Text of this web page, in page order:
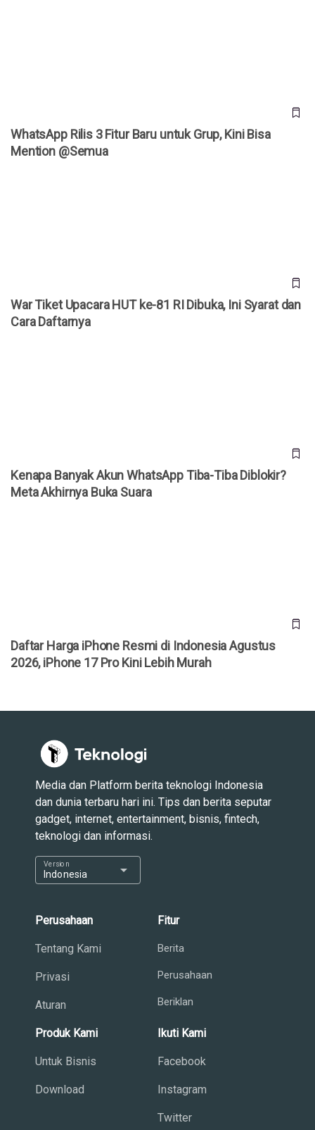
WhatsApp Rilis 3 Fitur Baru untuk Grup, Kini Bisa
Mention @Semua
War Tiket Upacara HUT ke-81 RI Dibuka, Ini Syarat dan
Cara Daftarnya
Kenapa Banyak Akun WhatsApp Tiba-Tiba Diblokir?
Meta Akhirnya Buka Suara
Daftar Harga iPhone Resmi di Indonesia Agustus
2026, iPhone 17 Pro Kini Lebih Murah
Media dan Platform berita teknologi Indonesia
dan dunia terbaru hari ini. Tips dan berita seputar
gadget, internet, entertainment, bisnis, fintech,
teknologi dan informasi.
Indonesia
Version arrow_drop_down
Perusahaan
Tentang Kami
Privasi
Aturan
Fitur
Berita
Perusahaan
Beriklan
Produk Kami
Untuk Bisnis
Download
Ikuti Kami
Facebook
Instagram
Twitter